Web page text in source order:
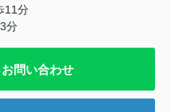
11分
分
問い合わせ